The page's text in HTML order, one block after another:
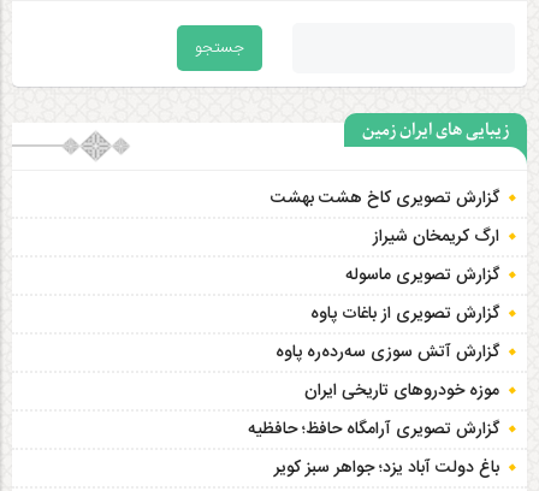
زیبایی های ایران زمین
گزارش تصویری کاخ هشت‌ بهشت
ارگ کریمخان شیراز
گزارش تصویری ماسوله
گزارش تصویری از باغات پاوه
گزارش آتش سوزی سەردەرە پاوه
موزه خودروهای تاریخی ایران
گزارش تصویری آرامگاه حافظ؛ حافظیه‎
باغ دولت آباد یزد؛ جواهر سبز کویر